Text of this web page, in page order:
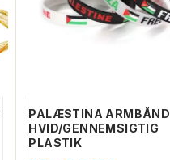
PALÆSTINA ARMBÅND
HVID/GENNEMSIGTIG
PLASTIK